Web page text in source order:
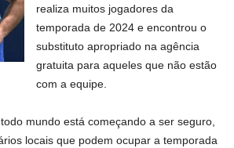
realiza muitos jogadores da
temporada de 2024 e encontrou o
substituto apropriado na agência
gratuita para aqueles que não estão
com a equipe.
mundo está começando a ser seguro,
locais que podem ocupar a temporada